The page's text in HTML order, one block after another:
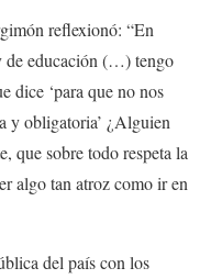
reflexionó: “En
de educación (…) tengo
dice ‘para que no nos
y obligatoria’ ¿Alguien
que sobre todo respeta la
algo tan atroz como ir en
del país con los